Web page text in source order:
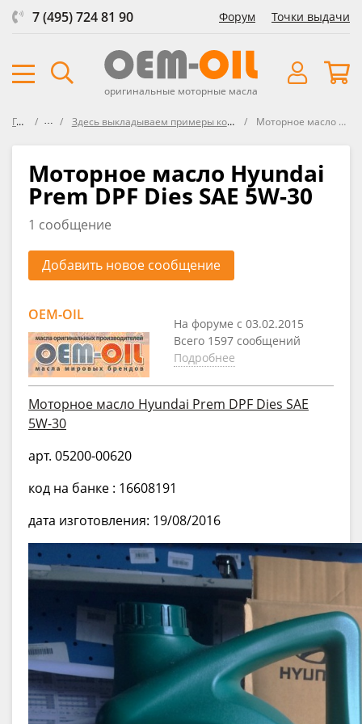
7 (495) 724 81 90 Форум Точки выдачи
оригинальные моторные масла
Главная ФорумЗдесь выкладываем примеры кодов (цифровая - буквенная комбинация на канистре) Моторное масло Hyundai Prem DPF Dies SAE 5W-30
Моторное масло Hyundai
Prem DPF Dies SAE 5W-30
1 сообщение
Добавить новое сообщение
OEM-OIL
На форуме с 03.02.2015
Всего 1597 сообщений
Подробнее
Моторное масло Hyundai Prem DPF Dies SAE
5W-30
арт. 05200-00620
код на банке : 16608191
дата изготовления: 19/08/2016